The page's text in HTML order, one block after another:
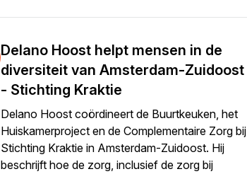
Delano Hoost helpt mensen in de
diversiteit van Amsterdam-Zuidoost
- Stichting Kraktie
Delano Hoost coördineert de Buurtkeuken, het
Huiskamerproject en de Complementaire Zorg bij
Stichting Kraktie in Amsterdam-Zuidoost. Hij
beschrijft hoe de zorg, inclusief de zorg bij